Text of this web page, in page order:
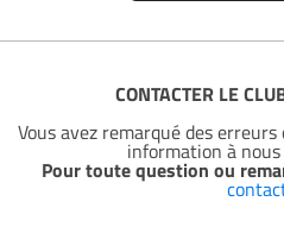
CONTACTER LE
Vous avez remarqué des
information à
Pour toute question ou